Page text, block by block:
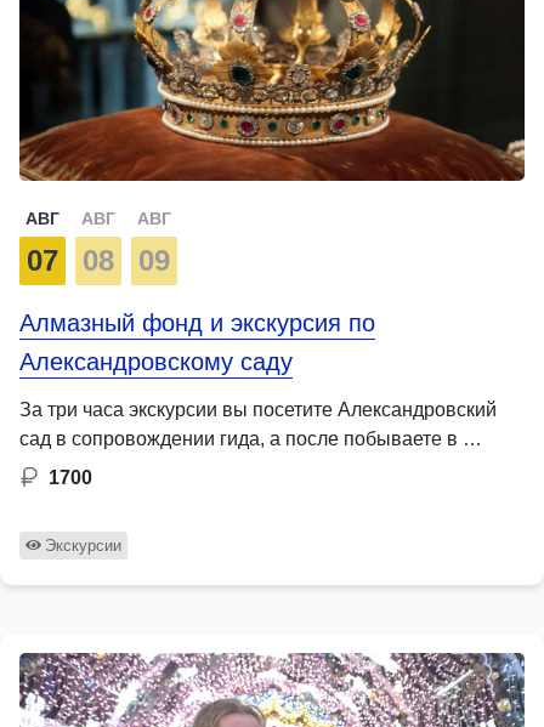
АВГ
07
АВГ
08
АВГ
09
Алмазный фонд и экскурсия по
Александровскому саду
За три часа экскурсии вы посетите Александровский
сад в сопровождении гида, а после побываете в …
1700
Экскурсии